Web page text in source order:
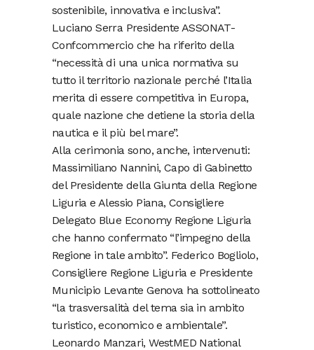
sostenibile, innovativa e inclusiva”.
Luciano Serra Presidente ASSONAT-
Confcommercio che ha riferito della
“necessità di una unica normativa su
tutto il territorio nazionale perché l’Italia
merita di essere competitiva in Europa,
quale nazione che detiene la storia della
nautica e il più bel mare”.
Alla cerimonia sono, anche, intervenuti:
Massimiliano Nannini, Capo di Gabinetto
del Presidente della Giunta della Regione
Liguria e Alessio Piana, Consigliere
Delegato Blue Economy Regione Liguria
che hanno confermato “l’impegno della
Regione in tale ambito”. Federico Bogliolo,
Consigliere Regione Liguria e Presidente
Municipio Levante Genova ha sottolineato
“la trasversalità del tema sia in ambito
turistico, economico e ambientale”.
Leonardo Manzari, WestMED National